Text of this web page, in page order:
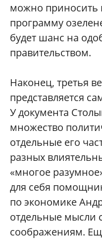
можно приносить
программу
будет шанс на
правительством.
Наконец, третья
представляется
У документа
множество
отдельные его
разных
«многое
для себя
по экономике
отдельные мысли
соображениям.